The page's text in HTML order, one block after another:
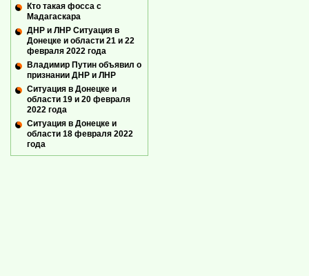
Кто такая фосса с
Мадагаскара
ДНР и ЛНР Ситуация в
Донецке и области 21 и 22
февраля 2022 года
Владимир Путин объявил о
признании ДНР и ЛНР
Ситуация в Донецке и
области 19 и 20 февраля
2022 года
Ситуация в Донецке и
области 18 февраля 2022
года